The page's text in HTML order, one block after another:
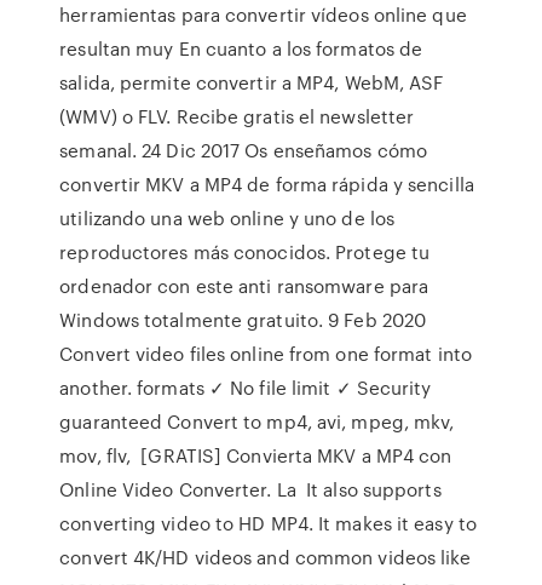
herramientas para convertir vídeos online que
resultan muy En cuanto a los formatos de
salida, permite convertir a MP4, WebM, ASF
(WMV) o FLV. Recibe gratis el newsletter
semanal. 24 Dic 2017 Os enseñamos cómo
convertir MKV a MP4 de forma rápida y sencilla
utilizando una web online y uno de los
reproductores más conocidos. Protege tu
ordenador con este anti ransomware para
Windows totalmente gratuito. 9 Feb 2020
Convert video files online from one format into
another. formats ✓ No file limit ✓ Security
guaranteed Convert to mp4, avi, mpeg, mkv,
mov, flv, [GRATIS] Convierta MKV a MP4 con
Online Video Converter. La It also supports
converting video to HD MP4. It makes it easy to
convert 4K/HD videos and common videos like